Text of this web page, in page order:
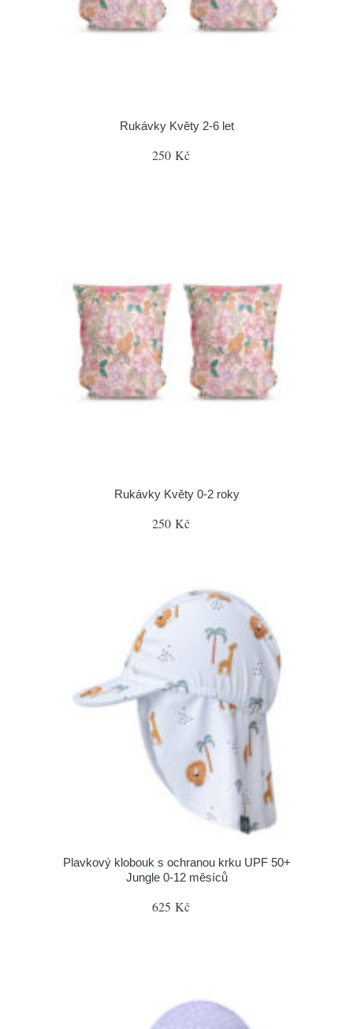
Rukávky Květy 2-6 let
250 Kč
Rukávky Květy 0-2 roky
250 Kč
Plavkový klobouk s ochranou krku UPF 50+
Jungle 0-12 měsíců
625 Kč